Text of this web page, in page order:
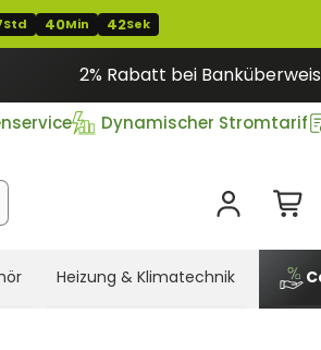
Std 40Min 40Sek
2% Rabatt bei
Dynamischer Stromtarif
Heizung & Klimatechnik